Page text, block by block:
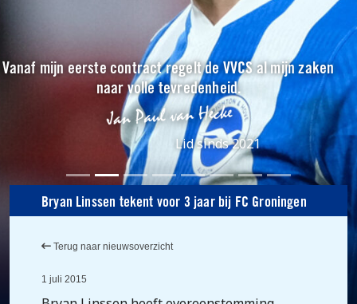
Vanaf mijn eerste contract regelt de VVCS al mijn zaken
naar volle tevredenheid.
Lid sinds 2021
Bryan Linssen tekent voor 3 jaar bij FC Groningen
Terug naar nieuwsoverzicht
1 juli 2015